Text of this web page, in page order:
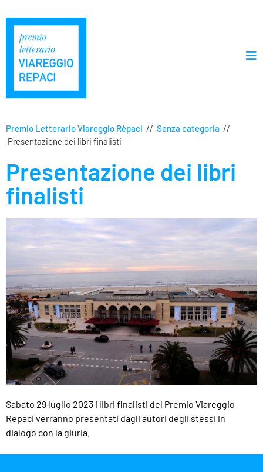
Premio Letterario Viareggio Rèpaci // Senza categoria //
Presentazione dei libri finalisti
Presentazione dei libri
finalisti
Sabato 29 luglio 2023 i libri finalisti del Premio Viareggio-
Repaci verranno presentati dagli autori degli stessi in
dialogo con la giuria.